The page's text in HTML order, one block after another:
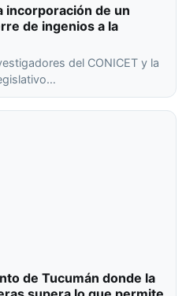
incorporación de un
de ingenios a la
del CONICET y la
de Tucumán donde la